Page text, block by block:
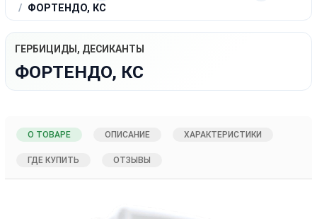
ФОРТЕНДО, КС
ГЕРБИЦИДЫ, ДЕСИКАНТЫ
ФОРТЕНДО, КС
О ТОВАРЕ ОПИСАНИЕ ХАРАКТЕРИСТИКИ
ГДЕ КУПИТЬ ОТЗЫВЫ